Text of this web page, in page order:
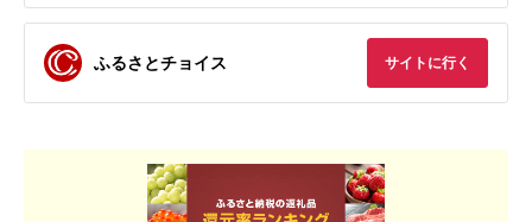
ふるさとチョイス サイトに行く